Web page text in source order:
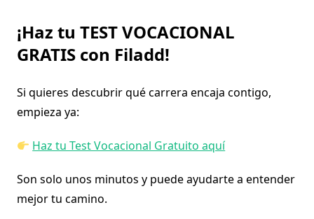
¡Haz tu TEST VOCACIONAL
GRATIS con Filadd!
Si quieres descubrir qué carrera encaja contigo,
empieza ya:
Haz tu Test Vocacional Gratuito aquí
Son solo unos minutos y puede ayudarte a entender
mejor tu camino.